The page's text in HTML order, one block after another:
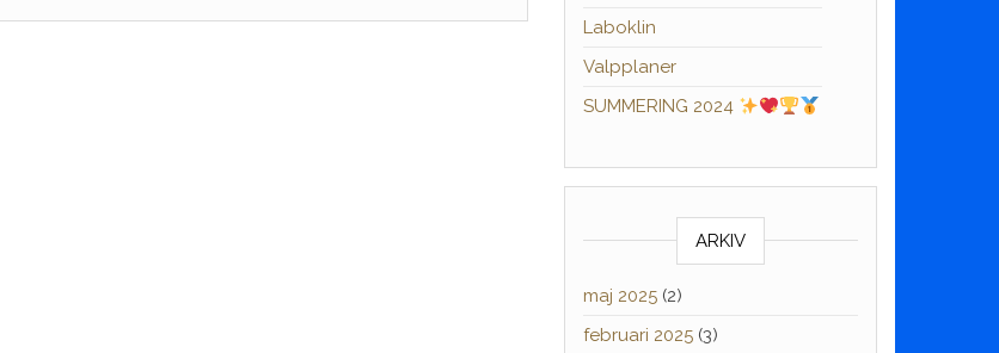
Laboklin
Valpplaner
SUMMERING 2024
ARKIV
maj 2025(2)
februari 2025(3)